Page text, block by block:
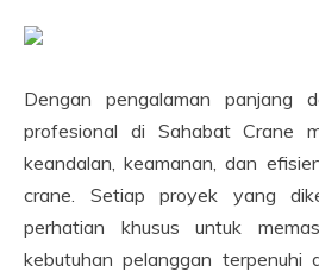
Dengan pengalaman panjang
profesional di Sahabat Crane
keandalan, keamanan, dan
crane. Setiap proyek yang
perhatian khusus untuk
kebutuhan pelanggan terpenuhi